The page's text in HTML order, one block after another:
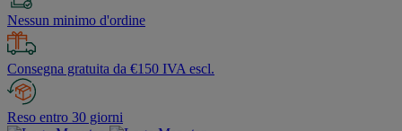
Nessun minimo d'ordine
Consegna gratuita da €150 IVA escl.
Reso entro 30 giorni